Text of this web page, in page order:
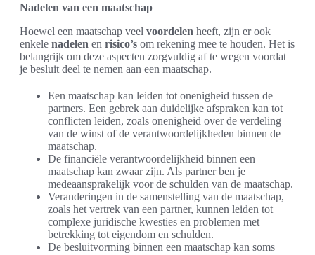
Nadelen van een maatschap
Hoewel een maatschap veel voordelen heeft, zijn er ook
enkele nadelen en risico’s om rekening mee te houden. Het is
belangrijk om deze aspecten zorgvuldig af te wegen voordat
je besluit deel te nemen aan een maatschap.
Een maatschap kan leiden tot onenigheid tussen de
partners. Een gebrek aan duidelijke afspraken kan tot
conflicten leiden, zoals onenigheid over de verdeling
van de winst of de verantwoordelijkheden binnen de
maatschap.
De financiële verantwoordelijkheid binnen een
maatschap kan zwaar zijn. Als partner ben je
medeaansprakelijk voor de schulden van de maatschap.
Veranderingen in de samenstelling van de maatschap,
zoals het vertrek van een partner, kunnen leiden tot
complexe juridische kwesties en problemen met
betrekking tot eigendom en schulden.
De besluitvorming binnen een maatschap kan soms